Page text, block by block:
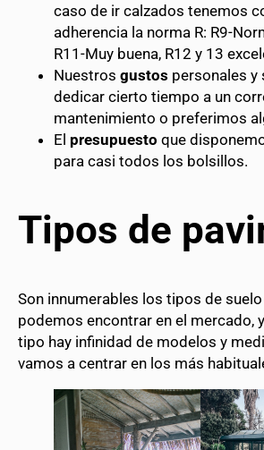
caso de ir calzados tenemos
adherencia la norma R: R9-
R11-Muy buena, R12 y 13
Nuestros gustos personales y
dedicar cierto tiempo a un
mantenimiento o preferimos
El presupuesto que
para casi todos los bolsillos.
Tipos de
Son innumerables los tipos de
podemos encontrar en el mercado,
tipo hay infinidad de modelos y
vamos a centrar en los más